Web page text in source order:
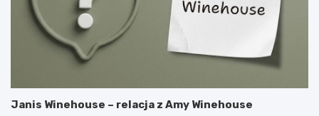
Janis Winehouse – relacja z Amy Winehouse